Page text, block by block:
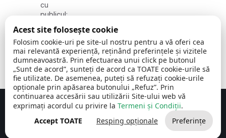
cu
publicul:
08:00 -
16:30
, vineri:
08:00 -
14:00
Comuna Cerchezu © 2026Toate drepturile rezervate
Concept realizat de Big Media Relații Publice SRL
Acest site folosește cookie
Folosim cookie-uri pe site-ul nostru pentru a vă oferi cea
mai relevantă experiență, reținând preferințele și vizitele
dumneavoastră. Prin efectuarea unui click pe butonul
„Sunt de acord”, sunteți de acord ca TOATE cookie-urile să
fie utilizate. De asemenea, puteți să refuzați cookie-urile
opționale prin apăsarea butonului „Refuz”. Prin
continuarea accesării sau utilizării Site-ului web vă
exprimați acordul cu privire la Termeni și Condiții.
Accept TOATE
Resping opționale Preferințe